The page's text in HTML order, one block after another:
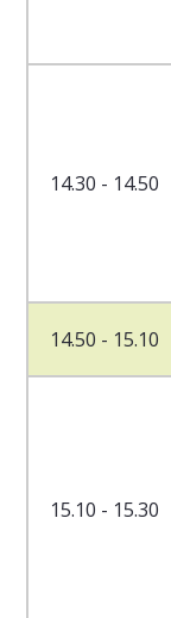
14.30 - 14.50
14.50 - 15.10
15.10 - 15.30